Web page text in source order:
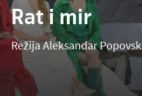
Rat i mir
RežijaAleksandar